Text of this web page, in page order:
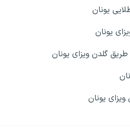
یونان
یونان
گلدن ویزای یونان
ویزای یونان